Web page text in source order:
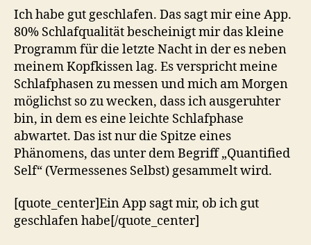
Ich habe gut geschlafen. Das sagt mir eine App.
80% Schlafqualität bescheinigt mir das kleine
Programm für die letzte Nacht in der es neben
meinem Kopfkissen lag. Es verspricht meine
Schlafphasen zu messen und mich am Morgen
möglichst so zu wecken, dass ich ausgeruhter
bin, in dem es eine leichte Schlafphase
abwartet. Das ist nur die Spitze eines
Phänomens, das unter dem Begriff „Quantified
Self“ (Vermessenes Selbst) gesammelt wird.
[quote_center]Ein App sagt mir, ob ich gut
geschlafen habe[/quote_center]